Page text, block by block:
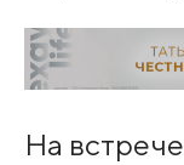
На